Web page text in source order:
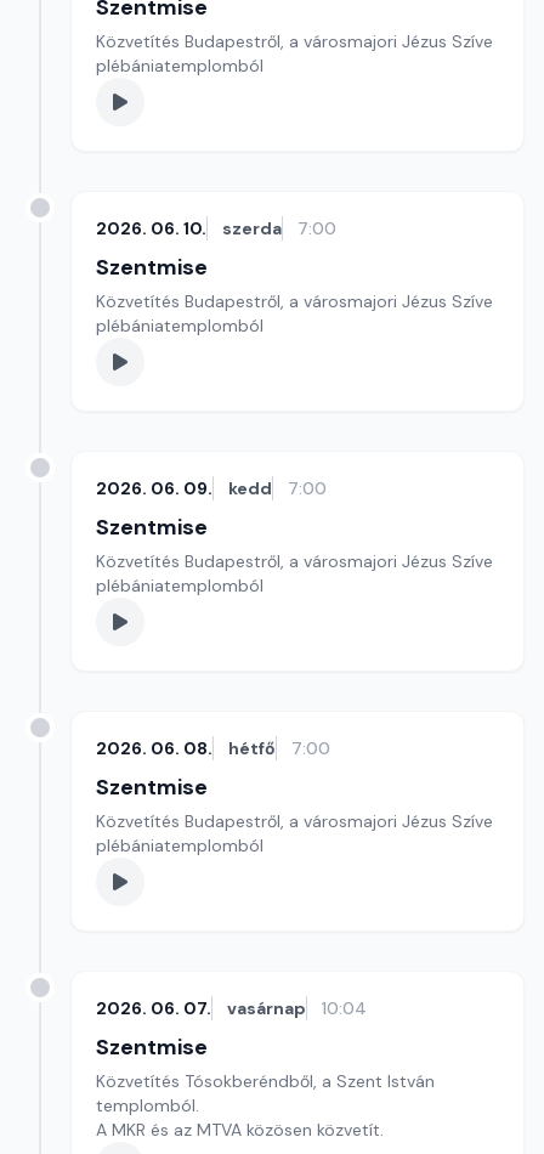
Szentmise
Közvetítés Budapestről, a városmajori Jézus Szíve
plébániatemplomból
2026. 06. 10. szerda 7:00
Szentmise
Közvetítés Budapestről, a városmajori Jézus Szíve
plébániatemplomból
2026. 06. 09. kedd 7:00
Szentmise
Közvetítés Budapestről, a városmajori Jézus Szíve
plébániatemplomból
2026. 06. 08. hétfő 7:00
Szentmise
Közvetítés Budapestről, a városmajori Jézus Szíve
plébániatemplomból
2026. 06. 07. vasárnap 10:04
Szentmise
Közvetítés Tósokberéndből, a Szent István
templomból.
A MKR és az MTVA közösen közvetít.